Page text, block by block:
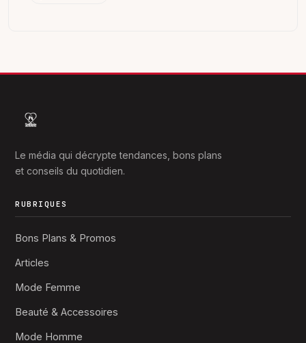
Le média qui décrypte tendances, bons plans
et conseils du quotidien.
RUBRIQUES
Bons Plans & Promos
Articles
Mode Femme
Beauté & Accessoires
Mode Homme